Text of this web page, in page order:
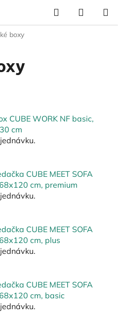
Hľadať
KOŠÍK
boxy
CUBE WORK NF basic,
cm
CUBE MEET SOFA
cm, premium
CUBE MEET SOFA
cm, plus
CUBE MEET SOFA
cm, basic